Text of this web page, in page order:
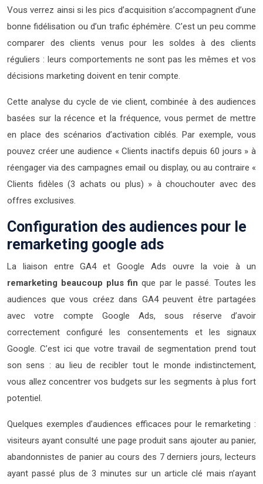
Vous verrez ainsi si les pics d’acquisition s’accompagnent d’une
bonne fidélisation ou d’un trafic éphémère. C’est un peu comme
comparer des clients venus pour les soldes à des clients
réguliers : leurs comportements ne sont pas les mêmes et vos
décisions marketing doivent en tenir compte.
Cette analyse du cycle de vie client, combinée à des audiences
basées sur la récence et la fréquence, vous permet de mettre
en place des scénarios d’activation ciblés. Par exemple, vous
pouvez créer une audience « Clients inactifs depuis 60 jours » à
réengager via des campagnes email ou display, ou au contraire «
Clients fidèles (3 achats ou plus) » à chouchouter avec des
offres exclusives.
Configuration des audiences pour le
remarketing google ads
La liaison entre GA4 et Google Ads ouvre la voie à un
remarketing beaucoup plus fin que par le passé. Toutes les
audiences que vous créez dans GA4 peuvent être partagées
avec votre compte Google Ads, sous réserve d’avoir
correctement configuré les consentements et les signaux
Google. C’est ici que votre travail de segmentation prend tout
son sens : au lieu de recibler tout le monde indistinctement,
vous allez concentrer vos budgets sur les segments à plus fort
potentiel.
Quelques exemples d’audiences efficaces pour le remarketing :
visiteurs ayant consulté une page produit sans ajouter au panier,
abandonnistes de panier au cours des 7 derniers jours, lecteurs
ayant passé plus de 3 minutes sur un article clé mais n’ayant